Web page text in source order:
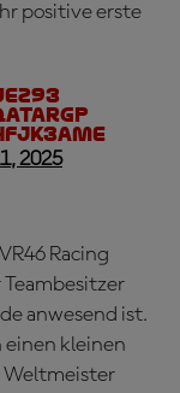
positive erste
2025
Racing
Teambesitzer
anwesend ist.
einen kleinen
Weltmeister